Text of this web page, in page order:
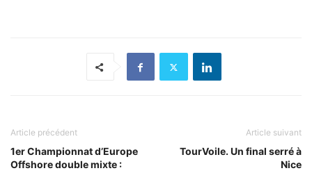
Article précédent
1er Championnat d’Europe
Offshore double mixte :
Article suivant
TourVoile. Un final serré à
Nice